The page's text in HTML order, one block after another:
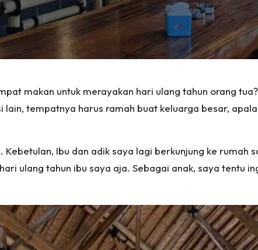
makan untuk merayakan hari ulang tahun orang
lain, tempatnya harus ramah buat keluarga besar,
Ibu dan adik saya lagi berkunjung ke rumah
ulang tahun ibu saya aja. Sebagai anak, saya tentu